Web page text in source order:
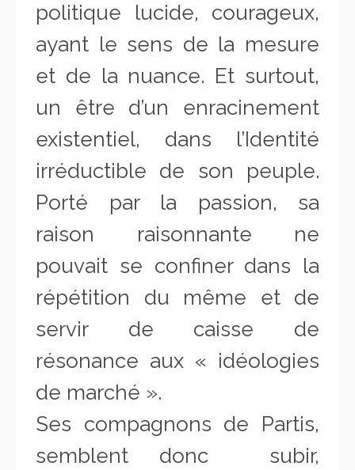
politique lucide, courageux,
ayant le sens de la mesure
et de la nuance. Et surtout,
un être d’un enracinement
existentiel, dans l’Identité
irréductible de son peuple.
Porté par la passion, sa
raison raisonnante ne
pouvait se confiner dans la
répétition du même et de
servir de caisse de
résonance aux « idéologies
de marché ».
Ses compagnons de Partis,
semblent donc subir,